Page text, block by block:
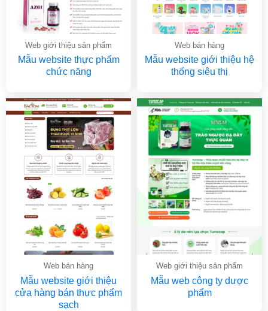
Web giới thiệu sản phẩm
Mẫu website thực phẩm
chức năng
Web bán hàng
Mẫu website giới thiệu hệ
thống siêu thị
Web bán hàng
Mẫu website giới thiệu
cửa hàng bán thực phẩm
sạch
Web giới thiệu sản phẩm
Mẫu web công ty dược
phẩm